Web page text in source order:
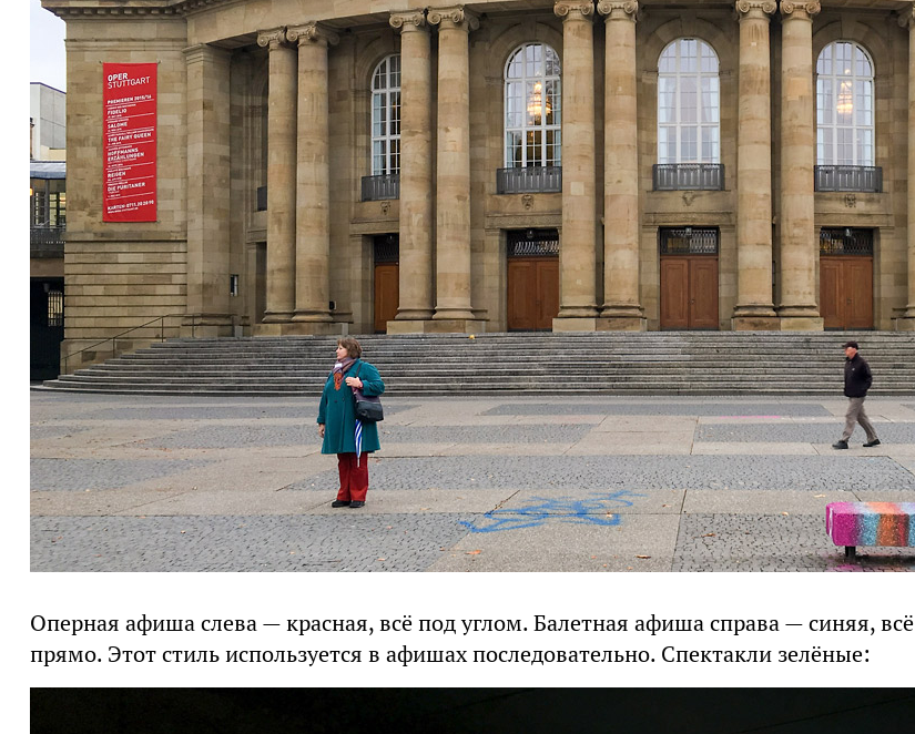
Оперная афиша слева — красная, всё под углом. Балетная афиша справа — синяя, всё
прямо. Этот стиль используется в афишах последовательно. Спектакли зелёные: